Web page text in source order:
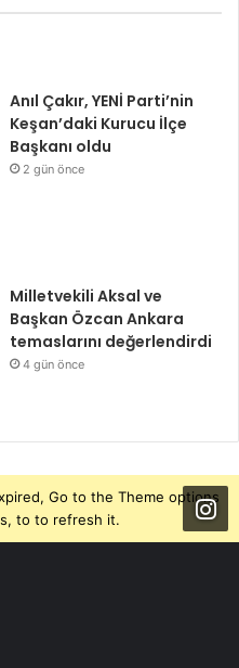
Anıl Çakır, YENİ Parti’nin
Keşan’daki Kurucu İlçe
Başkanı oldu
2 gün önce
Milletvekili Aksal ve
Başkan Özcan Ankara
temaslarını değerlendirdi
4 gün önce
Go to the Theme options
to to refresh it.